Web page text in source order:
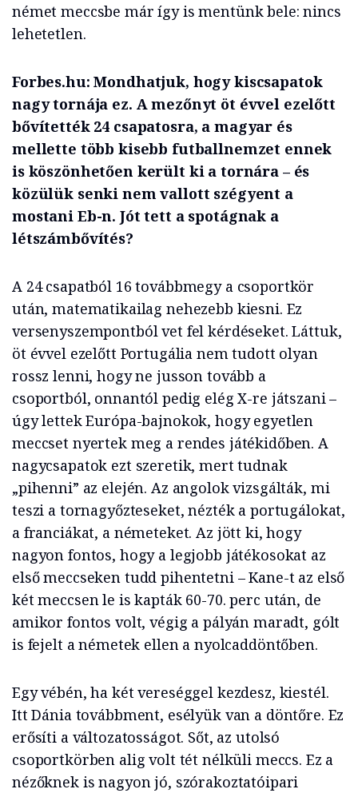
német meccsbe már így is mentünk bele: nincs
lehetetlen.
Forbes.hu: Mondhatjuk, hogy kiscsapatok
nagy tornája ez. A mezőnyt öt évvel ezelőtt
bővítették 24 csapatosra, a magyar és
mellette több kisebb futballnemzet ennek
is köszönhetően került ki a tornára – és
közülük senki nem vallott szégyent a
mostani Eb-n. Jót tett a spotágnak a
létszámbővítés?
A 24 csapatból 16 továbbmegy a csoportkör
után, matematikailag nehezebb kiesni. Ez
versenyszempontból vet fel kérdéseket. Láttuk,
öt évvel ezelőtt Portugália nem tudott olyan
rossz lenni, hogy ne jusson tovább a
csoportból, onnantól pedig elég X-re játszani –
úgy lettek Európa-bajnokok, hogy egyetlen
meccset nyertek meg a rendes játékidőben. A
nagycsapatok ezt szeretik, mert tudnak
„pihenni” az elején. Az angolok vizsgálták, mi
teszi a tornagyőzteseket, nézték a portugálokat,
a franciákat, a németeket. Az jött ki, hogy
nagyon fontos, hogy a legjobb játékosokat az
első meccseken tudd pihentetni – Kane-t az első
két meccsen le is kapták 60-70. perc után, de
amikor fontos volt, végig a pályán maradt, gólt
is fejelt a németek ellen a nyolcaddöntőben.
Egy vébén, ha két vereséggel kezdesz, kiestél.
Itt Dánia továbbment, esélyük van a döntőre. Ez
erősíti a változatosságot. Sőt, az utolsó
csoportkörben alig volt tét nélküli meccs. Ez a
nézőknek is nagyon jó, szórakoztatóipari